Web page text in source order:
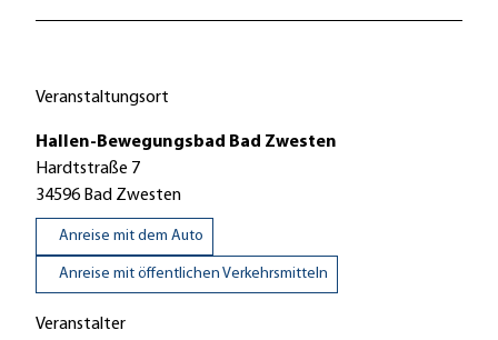
Veranstaltungsort
Hallen-Bewegungsbad Bad Zwesten
Hardtstraße 7
34596 Bad Zwesten
Anreise mit dem Auto
Anreise mit öffentlichen Verkehrsmitteln
Veranstalter